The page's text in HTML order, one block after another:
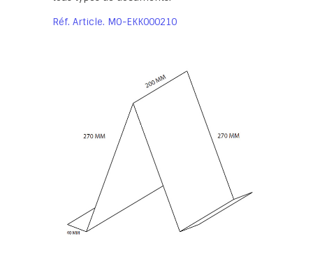
Réf. Article MO-EKK000210